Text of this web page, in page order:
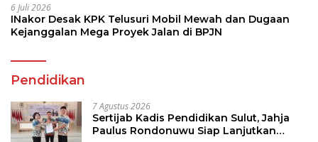
6 Juli 2026
INakor Desak KPK Telusuri Mobil Mewah dan Dugaan
Kejanggalan Mega Proyek Jalan di BPJN
Pendidikan
7 Agustus 2026
Sertijab Kadis Pendidikan Sulut, Jahja
Paulus Rondonuwu Siap Lanjutkan